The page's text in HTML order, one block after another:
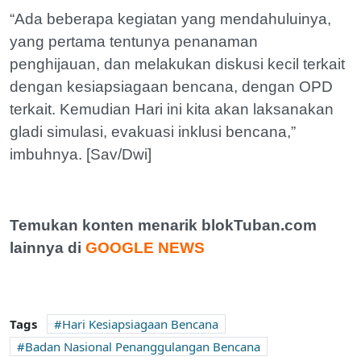
“Ada beberapa kegiatan yang mendahuluinya,
yang pertama tentunya penanaman
penghijauan, dan melakukan diskusi kecil terkait
dengan kesiapsiagaan bencana, dengan OPD
terkait. Kemudian Hari ini kita akan laksanakan
gladi simulasi, evakuasi inklusi bencana,”
imbuhnya. [Sav/Dwi]
Temukan konten menarik blokTuban.com
lainnya di GOOGLE NEWS
Tags
Hari Kesiapsiagaan Bencana
Badan Nasional Penanggulangan Bencana